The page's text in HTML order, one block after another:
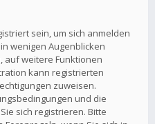
sein, um sich anmelden
wenigen Augenblicken
auf weitere Funktionen
kann registrierten
zuweisen.
und die
sich registrieren. Bitte